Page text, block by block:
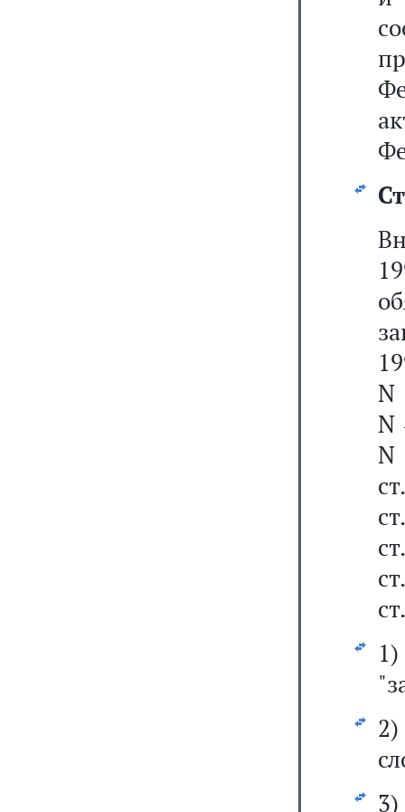
N
N
N